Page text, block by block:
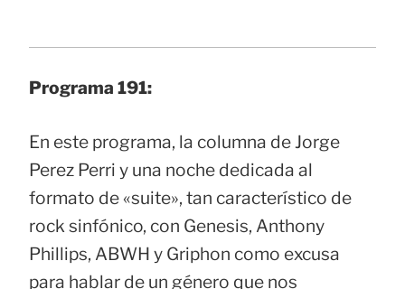
Programa 191:
En este programa, la columna de Jorge
Perez Perri y una noche dedicada al
formato de «suite», tan característico de
rock sinfónico, con Genesis, Anthony
Phillips, ABWH y Griphon como excusa
para hablar de un género que nos